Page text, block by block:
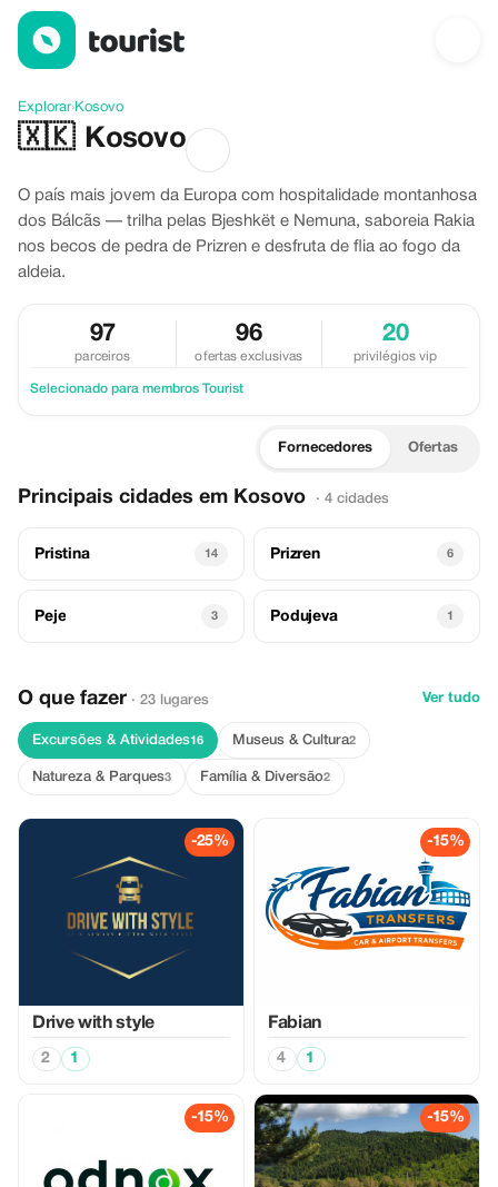
Descubra Kosovo
Explorar›Kosovo
🇽🇰 Kosovo
O país mais jovem da Europa com hospitalidade montanhosa
dos Bálcãs — trilha pelas Bjeshkët e Nemuna, saboreia Rakia
nos becos de pedra de Prizren e desfruta de flia ao fogo da
aldeia.
97
parceiros
96
ofertas exclusivas
20
privilégios vip
Selecionado para membros Tourist
Fornecedores Ofertas
Principais cidades em Kosovo · 4 cidades
Pristina 14 Prizren 6
Peje 3 Podujeva 1
O que fazer · 23 lugares Ver tudo
Excursões & Atividades16 Museus & Cultura2
Natureza & Parques3 Família & Diversão2
-25%
Drive with style
2 1
-15%
Fabian
4 1
-15% -15%